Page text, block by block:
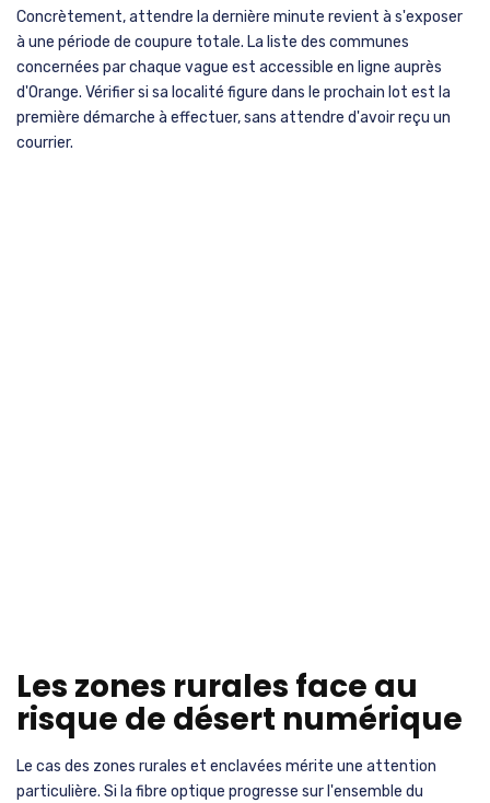
Concrètement, attendre la dernière minute revient à s'exposer
à une période de coupure totale. La liste des communes
concernées par chaque vague est accessible en ligne auprès
d'Orange. Vérifier si sa localité figure dans le prochain lot est la
première démarche à effectuer, sans attendre d'avoir reçu un
courrier.
Les zones rurales face au
risque de désert numérique
Le cas des zones rurales et enclavées mérite une attention
particulière. Si la fibre optique progresse sur l'ensemble du